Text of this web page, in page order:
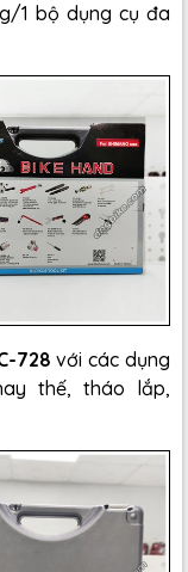
1 bộ dụng cụ đa
728 với các dụng
thế, tháo lắp,